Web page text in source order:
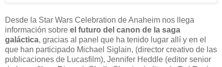
Desde la Star Wars Celebration de Anaheim nos llega
información sobre el futuro del canon de la saga
galáctica, gracias al panel que ha tenido lugar allí y en el
que han participado Michael Siglain, (director creativo de las
publicaciones de Lucasfilm), Jennifer Heddle (editor senior